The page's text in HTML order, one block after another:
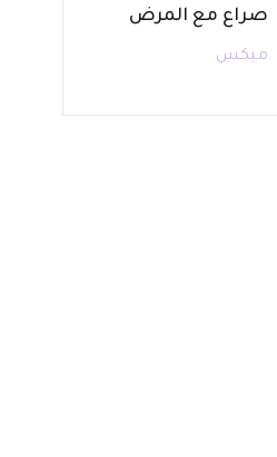
صراع مع المرض
ميكس